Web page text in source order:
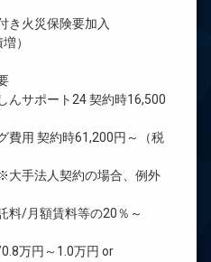
災保険要加入
）
サポート24 契約時16,500
用 契約時61,200円～（税
手法人契約の場合、例外
/月額賃料等の20％～
万円～1.0万円 or